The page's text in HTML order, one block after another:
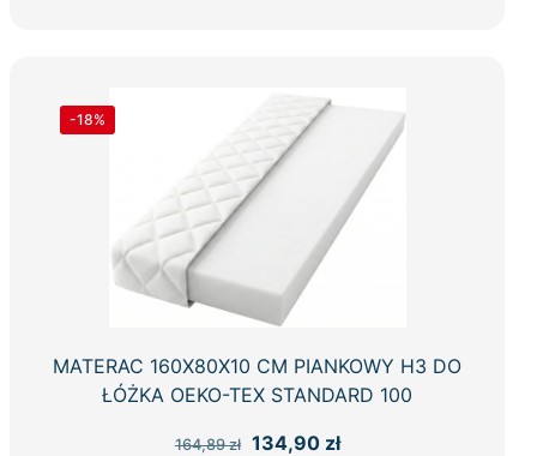
-18%
MATERAC 160X80X10 CM PIANKOWY H3 DO
ŁÓŻKA OEKO-TEX STANDARD 100
164,89zł
Pierwotna
134,90 złAktualna